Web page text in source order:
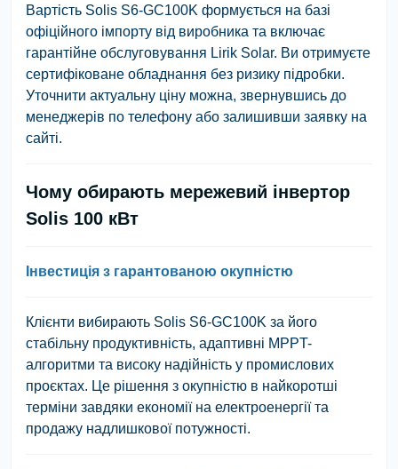
Вартість Solis S6-GC100K формується на базі
офіційного імпорту від виробника та включає
гарантійне обслуговування Lirik Solar. Ви отримуєте
сертифіковане обладнання без ризику підробки.
Уточнити актуальну ціну можна, звернувшись до
менеджерів по телефону або залишивши заявку на
сайті.
Чому обирають мережевий інвертор
Solis 100 кВт
Інвестиція з гарантованою окупністю
Клієнти вибирають Solis S6-GC100K за його
стабільну продуктивність, адаптивні MPPT-
алгоритми та високу надійність у промислових
проєктах. Це рішення з окупністю в найкоротші
терміни завдяки економії на електроенергії та
продажу надлишкової потужності.